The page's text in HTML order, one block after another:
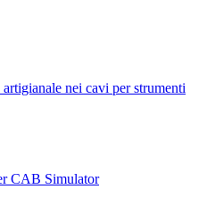
nei cavi per strumenti
Speaker CAB Simulator